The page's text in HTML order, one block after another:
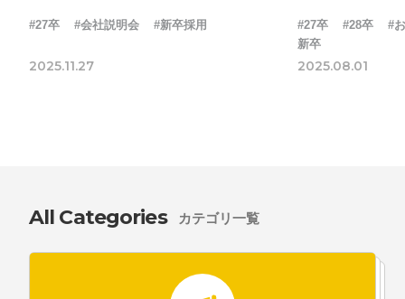
#27卒 #会社説明会 #新卒採用
2025.11.27
#27卒 #28卒
#
新卒
2025.08.01
All Categories カテゴリ一覧